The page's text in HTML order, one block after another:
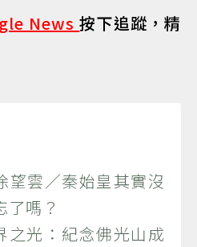
News按下追蹤，精
雲／秦始皇其實沒
了嗎？
光：紀念佛光山成